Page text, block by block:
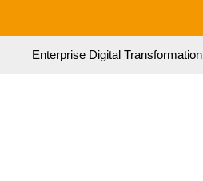
Enterprise Digital Transformation